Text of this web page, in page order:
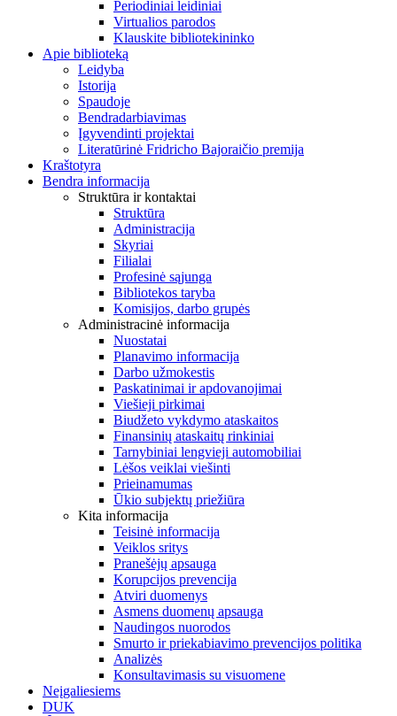
Periodiniai leidiniai
Virtualios parodos
Klauskite bibliotekininko
Apie biblioteką
Leidyba
Istorija
Spaudoje
Bendradarbiavimas
Įgyvendinti projektai
Literatūrinė Fridricho Bajoraičio premija
Kraštotyra
Bendra informacija
Struktūra ir kontaktai
Struktūra
Administracija
Skyriai
Filialai
Profesinė sąjunga
Bibliotekos taryba
Komisijos, darbo grupės
Administracinė informacija
Nuostatai
Planavimo informacija
Darbo užmokestis
Paskatinimai ir apdovanojimai
Viešieji pirkimai
Biudžeto vykdymo ataskaitos
Finansinių ataskaitų rinkiniai
Tarnybiniai lengvieji automobiliai
Lėšos veiklai viešinti
Prieinamumas
Ūkio subjektų priežiūra
Kita informacija
Teisinė informacija
Veiklos sritys
Pranešėjų apsauga
Korupcijos prevencija
Atviri duomenys
Asmens duomenų apsauga
Naudingos nuorodos
Smurto ir priekabiavimo prevencijos politika
Analizės
Konsultavimasis su visuomene
Neįgaliesiems
DUK